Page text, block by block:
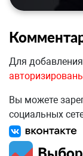
Для
Вы можете
социальных